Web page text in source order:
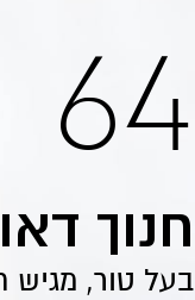
64
חנוך
בעל טור, מגיש